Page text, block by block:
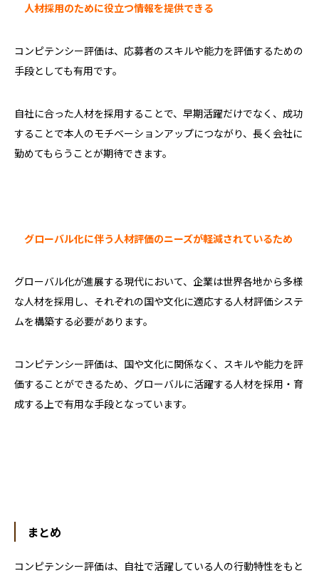
人材採用のために役立つ情報を提供できる
コンピテンシー評価は、応募者のスキルや能力を評価するための
手段としても有用です。
自社に合った人材を採用することで、早期活躍だけでなく、成功
することで本人のモチベーションアップにつながり、長く会社に
勤めてもらうことが期待できます。
グローバル化に伴う人材評価のニーズが軽減されているため
グローバル化が進展する現代において、企業は世界各地から多様
な人材を採用し、それぞれの国や文化に適応する人材評価システ
ムを構築する必要があります。
コンピテンシー評価は、国や文化に関係なく、スキルや能力を評
価することができるため、グローバルに活躍する人材を採用・育
成する上で有用な手段となっています。
まとめ
コンピテンシー評価は、自社で活躍している人の行動特性をもと